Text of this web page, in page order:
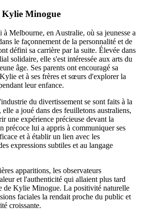
Kylie Minogue
Melbourne, en Australie, où sa jeunesse a
le façonnement de la personnalité et de
défini sa carrière par la suite. Élevée dans
solidaire, elle s'est intéressée aux arts du
âge. Ses parents ont encouragé sa
et à ses frères et sœurs d'explorer la
leur enfance.
du divertissement se sont faits à la
a joué dans des feuilletons australiens,
une expérience précieuse devant la
précoce lui a appris à communiquer ses
et à établir un lien avec les
expressions subtiles et au langage
apparitions, les observateurs
et l'authenticité qui allaient plus tard
de Kylie Minogue. La positivité naturelle
faciales la rendait proche du public et
croissante.